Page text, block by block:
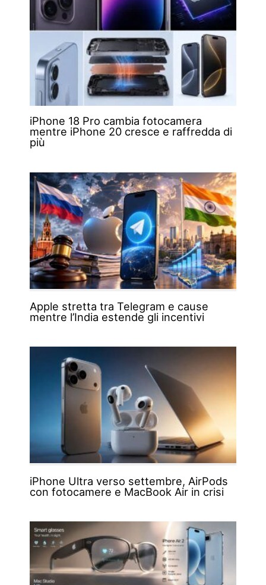
iPhone 18 Pro cambia fotocamera
mentre iPhone 20 cresce e raffredda di
più
Apple stretta tra Telegram e cause
mentre l’India estende gli incentivi
iPhone Ultra verso settembre, AirPods
con fotocamere e MacBook Air in crisi